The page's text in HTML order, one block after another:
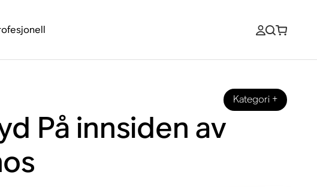
Kategori +
På innsiden av